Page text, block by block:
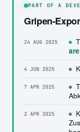
PART OF A
Gripen-
24 AUG 2025
4 JUN 2025
7 APR 2025
2 APR 2025